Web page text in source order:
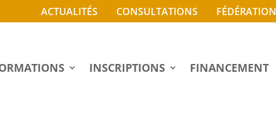
ACTUALITÉS CONSULTATIONS FÉDÉRATION
INSCRIPTIONS FINANCEMENT